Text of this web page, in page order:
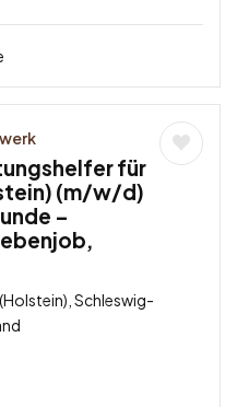
für
(m/w/d)
–
Schleswig-